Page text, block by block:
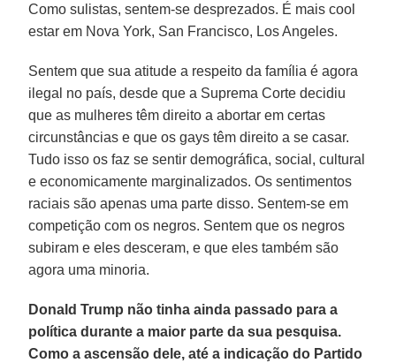
Como sulistas, sentem-se desprezados. É mais cool
estar em Nova York, San Francisco, Los Angeles.
Sentem que sua atitude a respeito da família é agora
ilegal no país, desde que a Suprema Corte decidiu
que as mulheres têm direito a abortar em certas
circunstâncias e que os gays têm direito a se casar.
Tudo isso os faz se sentir demográfica, social, cultural
e economicamente marginalizados. Os sentimentos
raciais são apenas uma parte disso. Sentem-se em
competição com os negros. Sentem que os negros
subiram e eles desceram, e que eles também são
agora uma minoria.
Donald Trump não tinha ainda passado para a
política durante a maior parte da sua pesquisa.
Como a ascensão dele, até a indicação do Partido